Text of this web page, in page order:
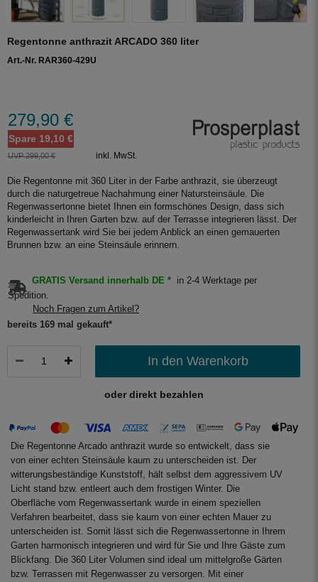
Regentonne anthrazit ARCADO 360 liter
Art.-Nr. RAR360-429U
279,90 €
Spare 19,10 €
UVP 299,00 € inkl. MwSt.
Die Regentonne mit 360 Liter in der Farbe anthrazit, sie überzeugt
durch die naturgetreue Nachahmung einer Natursteinsäule. Die
Regenwassertonne bietet Ihnen ein formschönes Design, dass sich
kinderleicht in Ihren Garten bzw. auf der Terrasse integrieren lässt. Der
Regenwassertank wird Sie bei jedem Anblick an einen gemauerten
Brunnen bzw. an eine Steinsäule erinnern.
GRATIS Versand innerhalb DE *
in 2-4 Werktage per
Spedition.
Noch Fragen zum Artikel?
bereits 169 mal gekauft*
In den Warenkorb
oder direkt bezahlen
Die Regentonne Arcado anthrazit wurde so entwickelt, dass sie
von einer echten Steinsäule kaum zu unterscheiden ist. Der
witterungsbeständige Kunststoff, hält selbst dem aggressivem UV
Licht stand bzw. entleert auch dem frostigen Winter. Die
Oberfläche vom Regenwassertank wurde in einem speziellen
Verfahren bearbeitet, dass sie kaum von einer echten Mauer zu
unterscheiden ist. Somit lässt sich die Regenwassertonne in Ihrem
Garten harmonisch integrieren und wird für Sie und Ihre Gäste zum
Blickfang. Die 360 Liter Volumen sind ideal um mittelgroße Gärten
bzw. Terrassen mit Regenwasser zu versorgen. Mit einer